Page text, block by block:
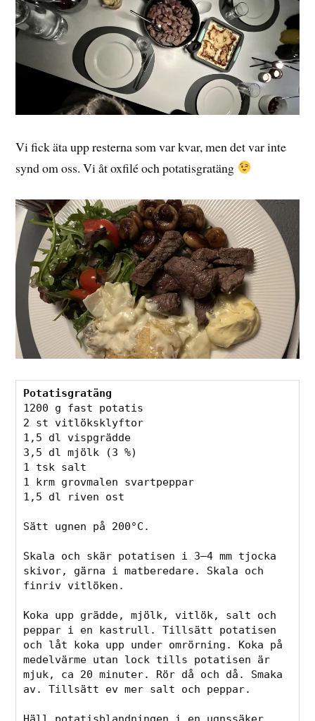
Vi fick äta upp resterna som var kvar, men det var inte
synd om oss. Vi åt oxfilé och potatisgratäng
Potatisgratäng
1200 g fast potatis
2 st vitlöksklyftor
1,5 dl vispgrädde
3,5 dl mjölk (3 %)
1 tsk salt
1 krm grovmalen svartpeppar
1,5 dl riven ost
Sätt ugnen på 200°C.
Skala och skär potatisen i 3–4 mm tjocka
skivor, gärna i matberedare. Skala och
finriv vitlöken.
Koka upp grädde, mjölk, vitlök, salt och
peppar i en kastrull. Tillsätt potatisen
och låt koka upp under omrörning. Koka på
medelvärme utan lock tills potatisen är
mjuk, ca 20 minuter. Rör då och då. Smaka
av. Tillsätt ev mer salt och peppar.